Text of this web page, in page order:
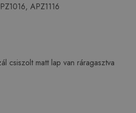
APZ1116
csiszolt matt lap van ráragasztva